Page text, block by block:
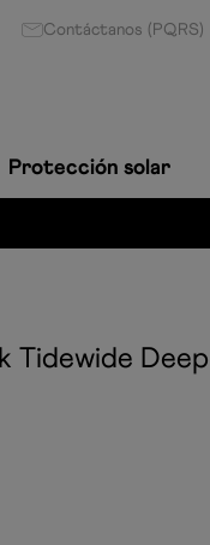
Contáctanos (PQRS)
Protección solar
Tidewide